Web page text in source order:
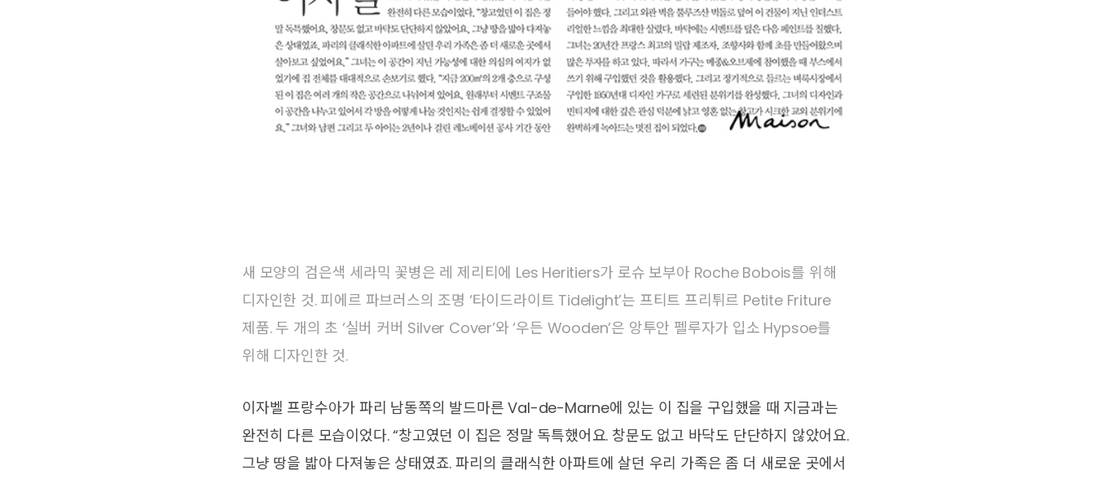
새 모양의 검은색 세라믹 꽃병은 레 제리티에 Les Heritiers가 로슈 보부아 Roche Bobois를 위해
디자인한 것. 피에르 파브러스의 조명 ‘타이드라이트 Tidelight’는 프티트 프리튀르 Petite Friture
제품. 두 개의 초 ‘실버 커버 Silver Cover’와 ‘우든 Wooden’은 앙투안 펠루자가 입소 Hypsoe를
위해 디자인한 것.
이자벨 프랑수아가 파리 남동쪽의 발드마른 Val-de-Marne에 있는 이 집을 구입했을 때 지금과는
완전히 다른 모습이었다. “창고였던 이 집은 정말 독특했어요. 창문도 없고 바닥도 단단하지 않았어요.
그냥 땅을 밟아 다져놓은 상태였죠. 파리의 클래식한 아파트에 살던 우리 가족은 좀 더 새로운 곳에서